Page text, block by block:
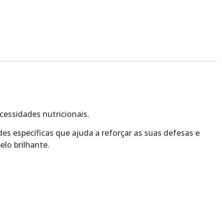
nutricionais.
específicas que ajuda a reforçar as suas defesas e
brilhante.